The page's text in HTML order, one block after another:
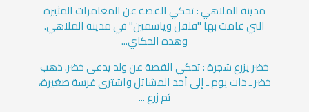
مدينة الملاهي : تحكي القصة عن المغامرات المثيرة
التي قامت بها "فلفل وياسمين" في مدينة الملاهي.
وهذه الحكاي...
خضر يزرع شجرة : تحكي القصة عن ولد يدعى خضر. ذهب
خضر ـ ذات يوم ـ إلى أحد المشاتل واشترى غرسة صغيرة،
ثم زرع ...